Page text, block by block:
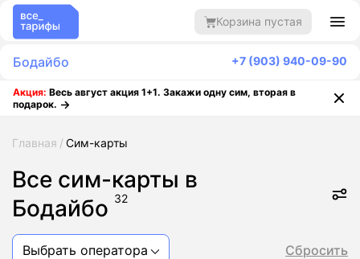
Корзина пустая
Бодайбо +7 (903) 940-09-90
Акция: Весь август акция 1+1. Закажи одну сим, вторая в
подарок.
Главная Сим-карты
Все сим-карты в
Бодайбо 32
Выбрать оператора Сбросить